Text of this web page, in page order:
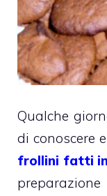
Qualche
di conoscere
frollini fatti